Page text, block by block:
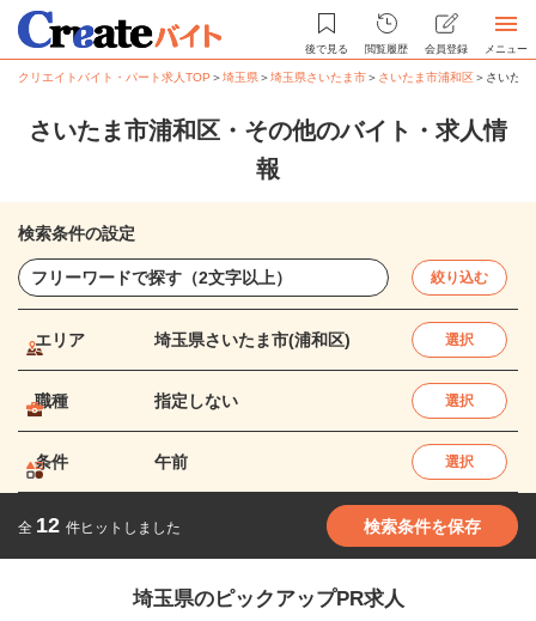
後で見る 閲覧履歴 会員登録 メニュー
クリエイトバイト・パート求人TOP ＞埼玉県＞埼玉県さいたま市＞ さいたま市浦和区＞ さいた
さいたま市浦和区・その他のバイト・求人情
報
検索条件の設定
絞り込む
エリア 埼玉県さいたま市(浦和区) 選択
職種 指定しない 選択
条件 午前 選択
全 12 件ヒットしました 検索条件を保存
埼玉県のピックアップPR求人